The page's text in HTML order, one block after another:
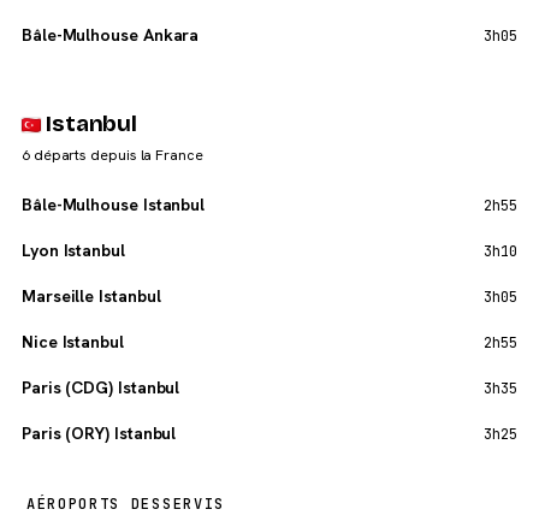
Bâle-Mulhouse Ankara 3h05
Istanbul
6 départs depuis la France
Bâle-Mulhouse Istanbul 2h55
Lyon Istanbul 3h10
Marseille Istanbul 3h05
Nice Istanbul 2h55
Paris (CDG) Istanbul 3h35
Paris (ORY) Istanbul 3h25
AÉROPORTS DESSERVIS